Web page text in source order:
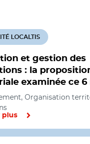
et gestion des
: la
examinée ce 6
LOCALTIS
Organisation
plus